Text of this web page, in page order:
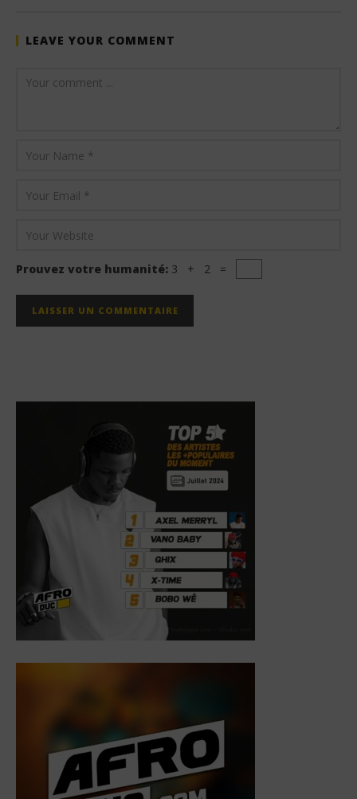
LEAVE YOUR COMMENT
Prouvez votre humanité: 3 + 2 =